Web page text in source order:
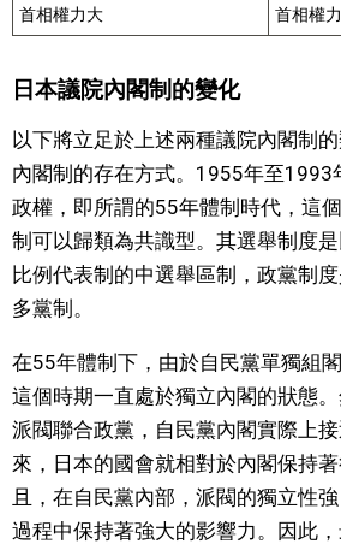
首相權力大 首相權
日本議院內閣制的變化
以下將立足於上述兩種議院內閣制
內閣制的存在方式。1955年至1993
政權，即所謂的55年體制時代，這
制可以歸類為共識型。其選舉制度
比例代表制的中選舉區制，政黨制
多黨制。
在55年體制下，由於自民黨單獨組
這個時期一直處於獨立內閣的狀態
派閥聯合政黨，自民黨內閣實際上
來，日本的國會就相對於內閣保持
且，在自民黨內部，派閥的獨立性
過程中保持著強大的影響力。因此